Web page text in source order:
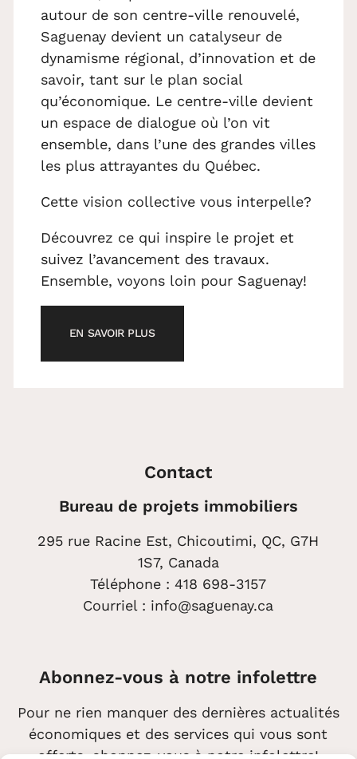
autour de son centre-ville renouvelé,
Saguenay devient un catalyseur de
dynamisme régional, d’innovation et de
savoir, tant sur le plan social
qu’économique. Le centre-ville devient
un espace de dialogue où l’on vit
ensemble, dans l’une des grandes villes
les plus attrayantes du Québec.
Cette vision collective vous interpelle?
Découvrez ce qui inspire le projet et
suivez l’avancement des travaux.
Ensemble, voyons loin pour Saguenay!
EN SAVOIR PLUS
Contact
Bureau de projets immobiliers
295 rue Racine Est, Chicoutimi, QC, G7H
1S7, Canada
Téléphone :418 698-3157
Courriel : info@saguenay.ca
Abonnez-vous à notre infolettre
Pour ne rien manquer des dernières actualités
économiques et des services qui vous sont
offerts, abonnez-vous à notre infolettre!